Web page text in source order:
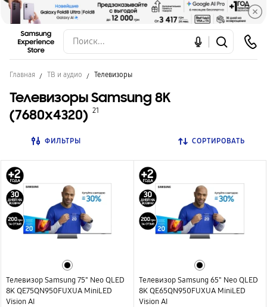
Главная ТВ и аудио Телевизоры
Телевизоры Samsung 8K
(7680x4320) 21
ФИЛЬТРЫ СОРТИРОВАТЬ
Телевизор Samsung 75" Neo QLED
8K QE75QN950FUXUA MiniLED
Vision AI
Телевизор Samsung 65" Neo QLED
8K QE65QN950FUXUA MiniLED
Vision AI